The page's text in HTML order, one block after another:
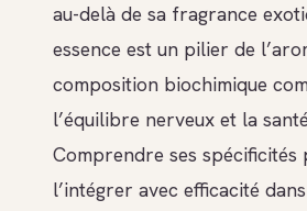
au-delà de sa fragrance
essence est un pilier de
composition biochimique
l’équilibre nerveux et la
Comprendre ses spécificités
l’intégrer avec efficacité